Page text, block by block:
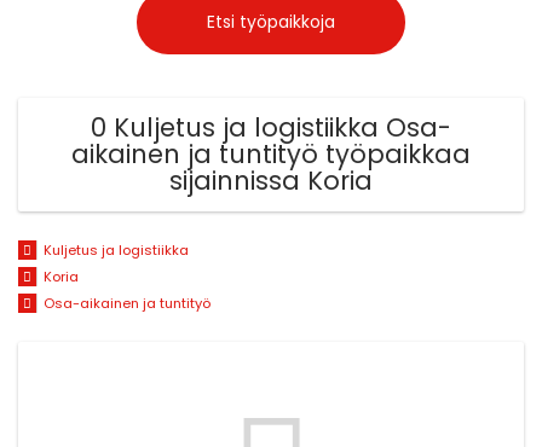
0 Kuljetus ja logistiikka Osa-
aikainen ja tuntityö työpaikkaa
sijainnissa Koria
Kuljetus ja logistiikka
Koria
Osa-aikainen ja tuntityö